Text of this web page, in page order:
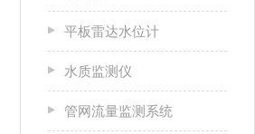
平板雷达水位计
水质监测仪
管网流量监测系统